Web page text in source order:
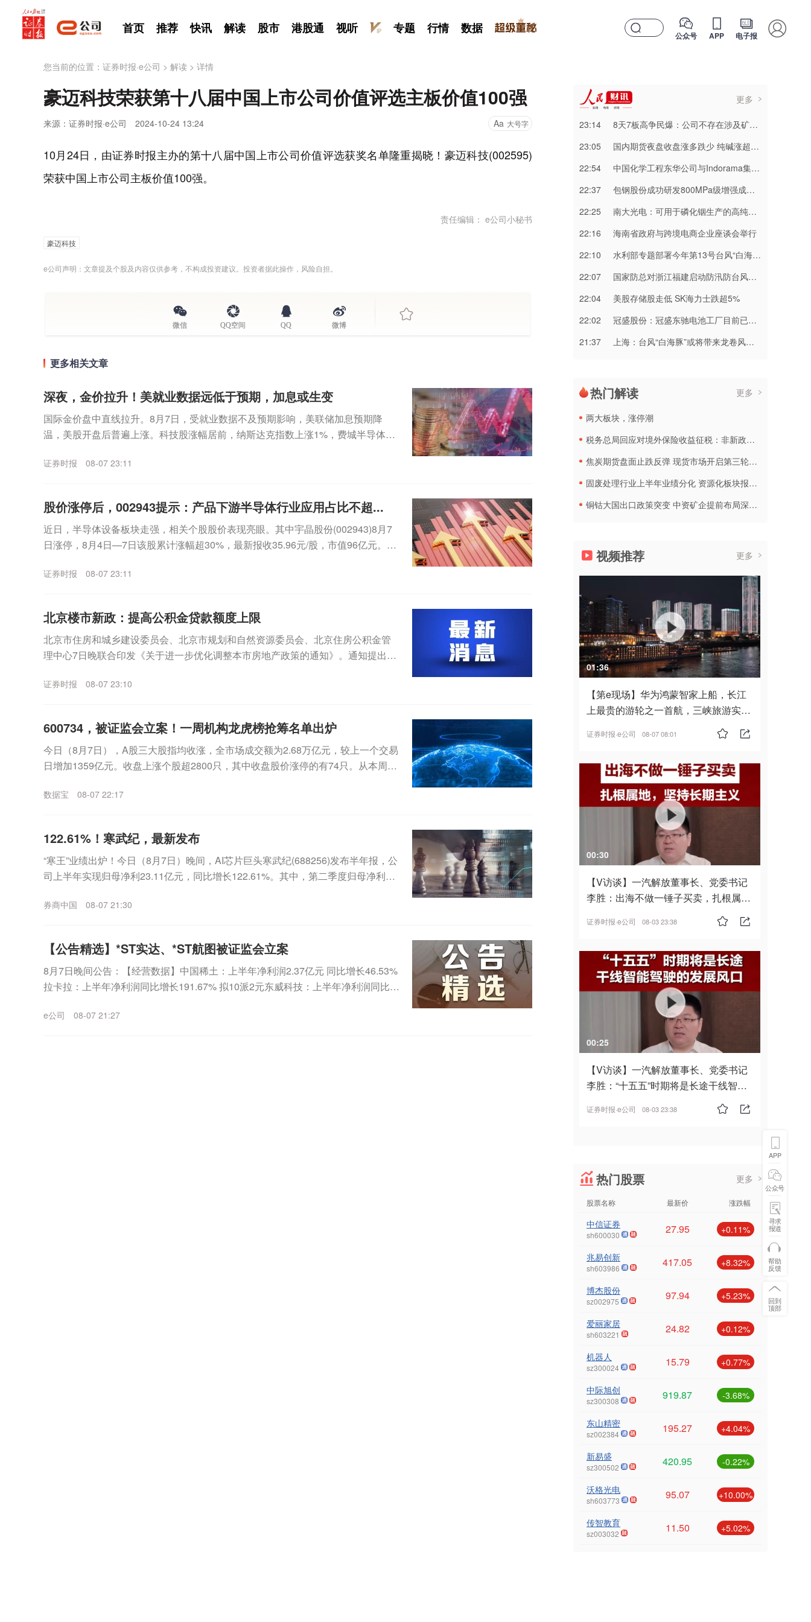
首页 推荐 快讯 解读 股市 港股通 视听 专题 行情 数据 公众号 APP 电子报
您当前的位置： 证券时报·e公司 > 解读 > 详情
豪迈科技荣获第十八届中国上市公司价值评选主板价值100强
来源：证券时报·e公司 2024-10-24 13:24 Aa 大号字
10月24日，由证券时报主办的第十八届中国上市公司价值评选获奖名单隆重揭晓！豪迈科技(002595)
荣获中国上市公司主板价值100强。
责任编辑： e公司小秘书
豪迈科技
e公司声明：文章提及个股及内容仅供参考，不构成投资建议。投资者据此操作，风险自担。
微信 QQ空间 QQ 微博
更多相关文章
深夜，金价拉升！美就业数据远低于预期，加息或生变
国际金价盘中直线拉升。8月7日，受就业数据不及预期影响，美联储加息预期降
温，美股开盘后普遍上涨。科技股涨幅居前，纳斯达克指数上涨1%，费城半导体指
证券时报 08-07 23:11
股价涨停后，002943提示：产品下游半导体行业应用占比不超...
近日，半导体设备板块走强，相关个股股价表现亮眼。其中宇晶股份(002943)8月7
日涨停，8月4日—7日该股累计涨幅超30%，最新报收35.96元/股，市值96亿元。8
证券时报 08-07 23:11
北京楼市新政：提高公积金贷款额度上限
北京市住房和城乡建设委员会、北京市规划和自然资源委员会、北京住房公积金管
理中心7日晚联合印发《关于进一步优化调整本市房地产政策的通知》。通知提出，
证券时报 08-07 23:10
600734，被证监会立案！一周机构龙虎榜抢筹名单出炉
今日（8月7日），A股三大股指均收涨，全市场成交额为2.68万亿元，较上一个交易
日增加1359亿元。收盘上涨个股超2800只，其中收盘股价涨停的有74只。从本周的
数据宝 08-07 22:17
122.61%！寒武纪，最新发布
“寒王”业绩出炉！今日（8月7日）晚间，AI芯片巨头寒武纪(688256)发布半年报，公
司上半年实现归母净利23.11亿元，同比增长122.61%。其中，第二季度归母净利为
券商中国 08-07 21:30
【公告精选】*ST实达、*ST航图被证监会立案
8月7日晚间公告：【经营数据】中国稀土：上半年净利润2.37亿元 同比增长46.53%
拉卡拉：上半年净利润同比增长191.67% 拟10派2元东威科技：上半年净利润同比增
e公司 08-07 21:27
更多
23:14
8天7板高争民爆：公司不存在涉及矿山资产注入和重大资产重组的具体计划
23:05
国内期货夜盘收盘涨多跌少 纯碱涨超3%
22:54
中国化学工程东华公司与Indorama集团正式签署安阳清洁制气示范项目EPC合同
22:37
包钢股份成功研发800MPa级增强成形性稀土热轧汽车钢
22:25
南大光电：可用于磷化铟生产的高纯三甲基铟产能目前约为2吨/年
22:16
海南省政府与跨境电商企业座谈会举行
22:10
水利部专题部署今年第13号台风“白海豚” 暴雨洪水防御工作
22:07
国家防总对浙江福建启动防汛防台风三级应急响应
22:04
美股存储股走低 SK海力士跌超5%
22:02
冠盛股份：冠盛东驰电池工厂目前已进入全面联机调试工作
21:37
上海：台风“白海豚”或将带来龙卷风等极端影响
热门解读 更多
两大板块，涨停潮
税务总局回应对境外保险收益征税：非新政策，无需过度解读
焦炭期货盘面止跌反弹 现货市场开启第三轮降价
固废处理行业上半年业绩分化 资源化板块报喜传统企业承压
铜钴大国出口政策突变 中资矿企提前布局深加工产线
视频推荐 更多
01:36
【第e现场】华为鸿蒙智家上船，长江
上最贵的游轮之一首航，三峡旅游实
证券时报·e公司 08-07 08:01
00:30
【V访谈】一汽解放董事长、党委书记
李胜：出海不做一锤子买卖，扎根属
证券时报·e公司 08-03 23:38
00:25
【V访谈】一汽解放董事长、党委书记
李胜：“十五五”时期将是长途干线智能
证券时报·e公司 08-03 23:38
热门股票 更多
股票名称 最新价 涨跌幅
中信证券
sh600030 27.95 +0.11%
兆易创新
sh603986 417.05 +8.32%
博杰股份
sz002975 97.94 +5.23%
爱丽家居
sh603221 24.82 +0.12%
机器人
sz300024 15.79 +0.77%
中际旭创
sz300308 919.87 -3.68%
东山精密
sz002384 195.27 +4.04%
新易盛
sz300502 420.95 -0.22%
沃格光电
sh603773 95.07 +10.00%
传智教育
sz003032 11.50 +5.02%
APP
公众号
寻求
报道
帮助
反馈
回到
顶部